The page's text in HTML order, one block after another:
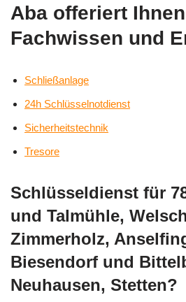
Aba offeriert Ihnen
Fachwissen und
Schließanlage
24h Schlüsselnotdienst
Sicherheitstechnik
Tresore
Schlüsseldienst für
und Talmühle,
Zimmerholz,
Biesendorf und
Neuhausen, Stetten?